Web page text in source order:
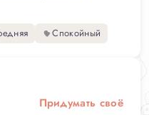
Спокойный
Придумать своё